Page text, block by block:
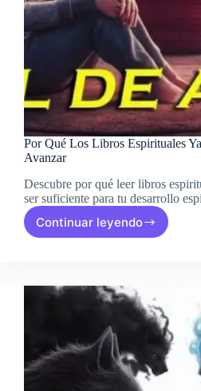
Por Qué Los Libros Espirituales
Avanzar
Descubre por qué leer libros
ser suficiente para tu desarrollo
Continuar leyendo
Por
Espirituales
Ya
Te
Hacen
Avanzar